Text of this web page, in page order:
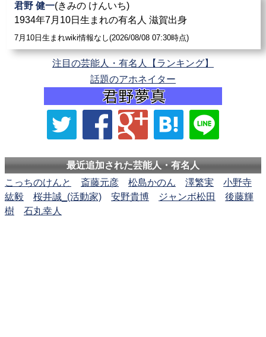
君野 健一(きみの けんいち)
1934年7月10日生まれの有名人 滋賀出身
7月10日生まれwiki情報なし(2026/08/08 07:30時点)
注目の芸能人・有名人【ランキング】
話題のアホネイター
最近追加された芸能人・有名人
こっちのけんと
斎藤元彦 松島かのん 澤繁実
小野寺
紘毅
桜井誠_(活動家) 安野貴博 ジャンボ松田
後藤輝
樹
石丸幸人